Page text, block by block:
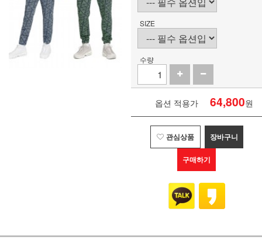
SIZE
수량
옵션 적용가 64,800원
관심상품 장바구니
구매하기